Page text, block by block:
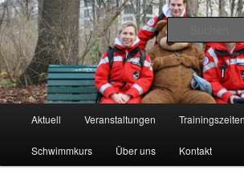
Zum
primären
Inhalt
springenWasserwacht Berg
Aktuell Veranstaltungen Trainingszeiten
Schwimmkurs Über uns Kontakt